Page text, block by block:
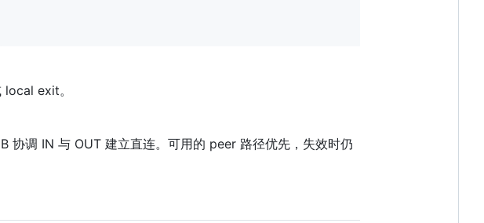
exit。
协调 IN 与 OUT 建立直连。可用的 peer 路径优先，失效时仍